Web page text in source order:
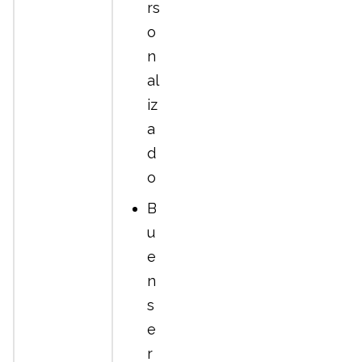
rs
o
n
al
iz
a
d
o
B
u
e
n
s
e
r